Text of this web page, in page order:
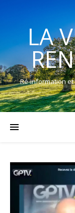
LA
Ré-information